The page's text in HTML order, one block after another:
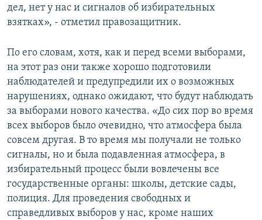
дел, нет у нас и сигналов об избирательных
взятках», - отметил правозащитник.
По его словам, хотя, как и перед всеми выборами,
на этот раз они также хорошо подготовили
наблюдателей и предупредили их о возможных
нарушениях, однако ожидают, что будут наблюдать
за выборами нового качества. «До сих пор во время
всех выборов было очевидно, что атмосфера была
совсем другая. В то время мы получали не только
сигналы, но и была подавленная атмосфера, в
избирательный процесс были вовлечены все
государственные органы: школы, детские сады,
полиция. Для проведения свободных и
справедливых выборов у нас, кроме наших